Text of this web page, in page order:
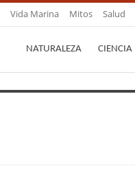
Vida Marina Mitos Salud
NATURALEZA CIENCIA